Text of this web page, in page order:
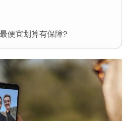
便宜划算有保障?